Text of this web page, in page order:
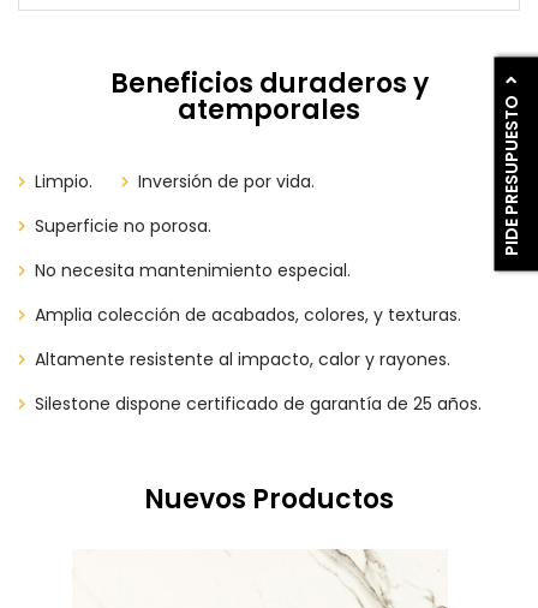
PIDE PRESUPUESTO
Beneficios duraderos y
atemporales
Limpio.
Inversión de por vida.
Superficie no porosa.
No necesita mantenimiento especial.
Amplia colección de acabados, colores, y texturas.
Altamente resistente al impacto, calor y rayones.
Silestone dispone certificado de garantía de 25 años.
Nuevos Productos